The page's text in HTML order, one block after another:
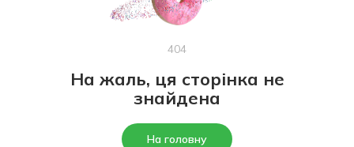
404
На жаль, ця сторінка не
знайдена
На головну